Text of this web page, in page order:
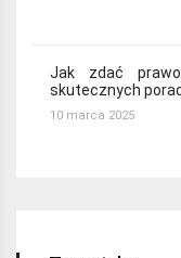
Jak zdać
skutecznych
10 marca 2025